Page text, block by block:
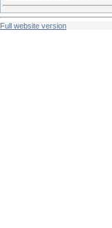
Full website version